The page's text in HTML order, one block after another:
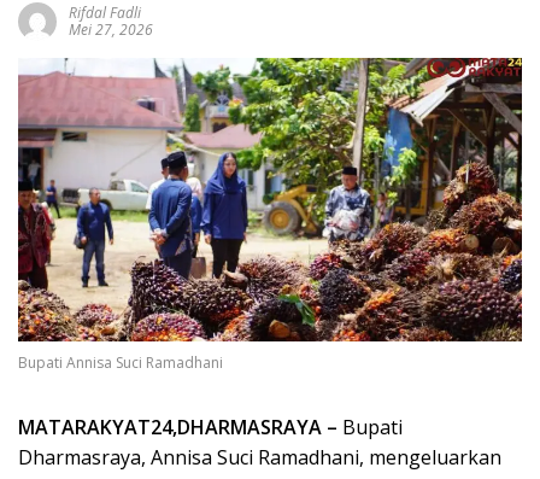
Rifdal Fadli
Mei 27, 2026
Bupati Annisa Suci Ramadhani
MATARAKYAT24,DHARMASRAYA – Bupati
Dharmasraya, Annisa Suci Ramadhani, mengeluarkan